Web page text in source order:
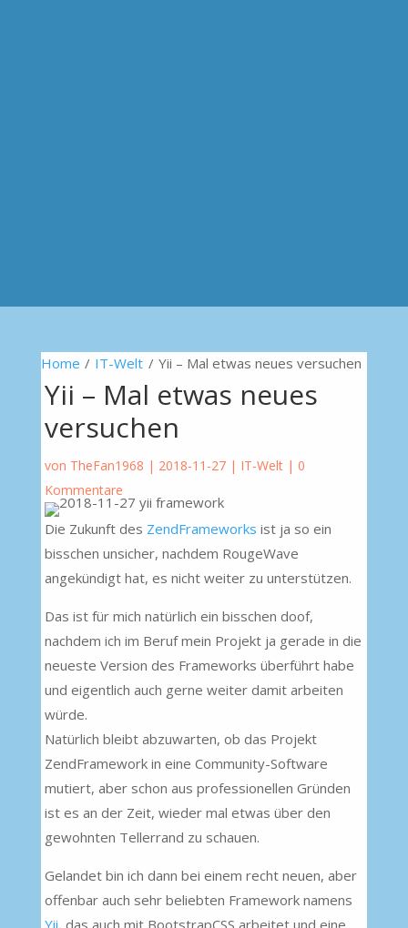
Home / IT-Welt / Yii – Mal etwas neues versuchen
Yii – Mal etwas neues
versuchen
von TheFan1968 | 2018-11-27| IT-Welt| 0
Kommentare
Die Zukunft des ZendFrameworks ist ja so ein
bisschen unsicher, nachdem RougeWave
angekündigt hat, es nicht weiter zu unterstützen.
Das ist für mich natürlich ein bisschen doof,
nachdem ich im Beruf mein Projekt ja gerade in die
neueste Version des Frameworks überführt habe
und eigentlich auch gerne weiter damit arbeiten
würde.
Natürlich bleibt abzuwarten, ob das Projekt
ZendFramework in eine Community-Software
mutiert, aber schon aus professionellen Gründen
ist es an der Zeit, wieder mal etwas über den
gewohnten Tellerrand zu schauen.
Gelandet bin ich dann bei einem recht neuen, aber
offenbar auch sehr beliebten Framework namens
Yii, das auch mit BootstrapCSS arbeitet und eine